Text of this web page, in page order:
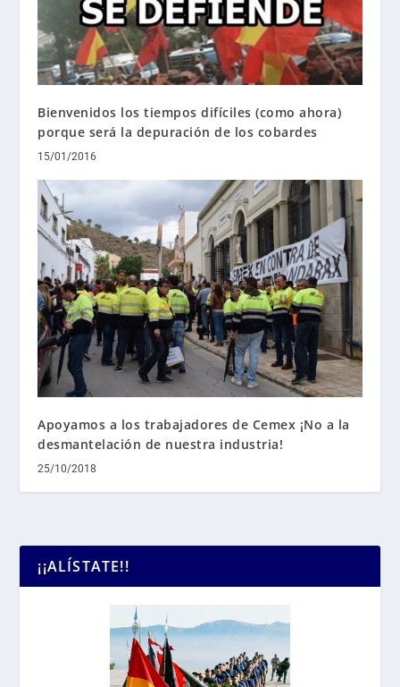
Bienvenidos los tiempos difíciles (como ahora)
porque será la depuración de los cobardes
15/01/2016
Apoyamos a los trabajadores de Cemex ¡No a la
desmantelación de nuestra industria!
25/10/2018
¡¡ALÍSTATE!!